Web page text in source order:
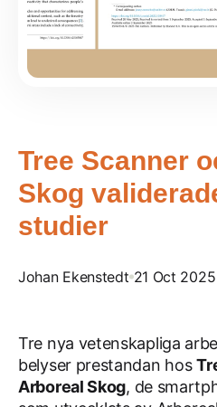
Tree Scanner
Skog
studier
Johan Ekenstedt 21 Oct 2025
Tre nya vetenskapliga
belyser prestandan hos
Arboreal Skog, de